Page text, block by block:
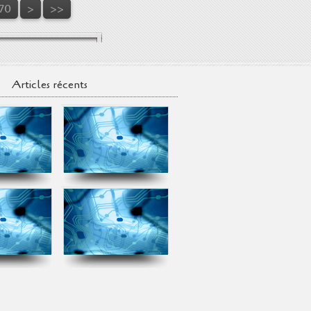
180
190
200
> >>
Articles récents